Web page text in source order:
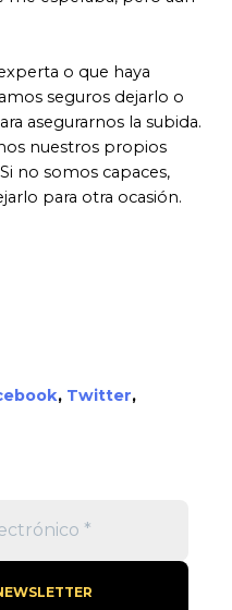
o que haya
seguros dejarlo o
asegurarnos la subida.
nuestros propios
no somos capaces,
para otra ocasión.
, Twitter,